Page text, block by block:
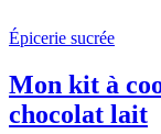
Épicerie sucrée
Mon kit à
chocolat lait